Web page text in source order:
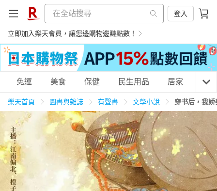
登入
立即加入樂天會員，讓您邊購物邊賺點數！
購物網分類
天天免運 美食蛋糕 養生保健 民生用品
3C家電 運動休閒 親子玩具
免運 美食 保健 民生用品 居家 3C
樂天首頁 圖書與雜誌 有聲書 文學小說 穿书后，我